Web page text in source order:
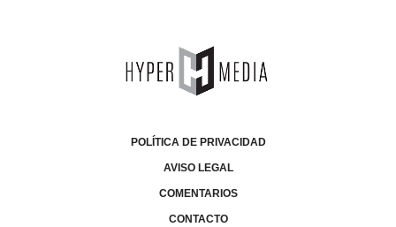
POLÍTICA DE PRIVACIDAD
AVISO LEGAL
COMENTARIOS
CONTACTO